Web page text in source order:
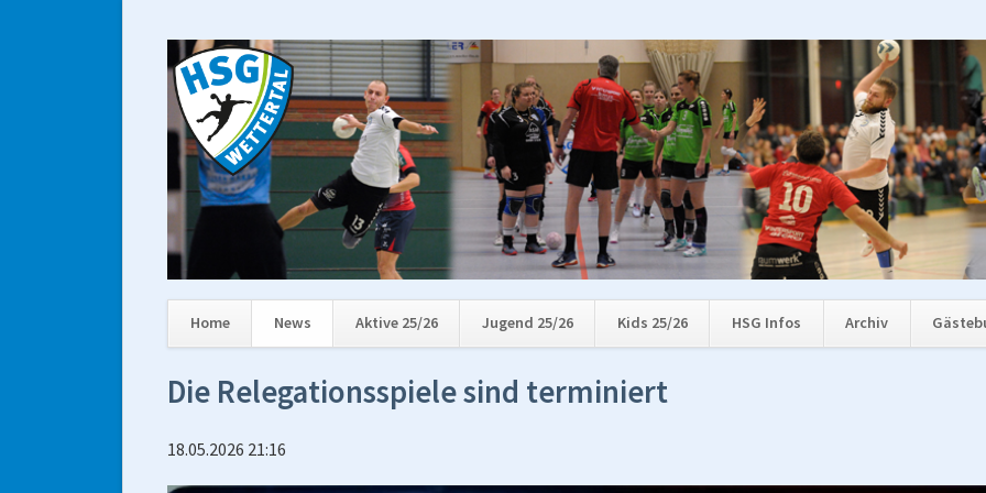
Home News Aktive 25/26 Jugend 25/26 Kids 25/26 HSG Infos Archiv
überspringen
Die Relegationsspiele sind terminiert
18.05.2026 21:16